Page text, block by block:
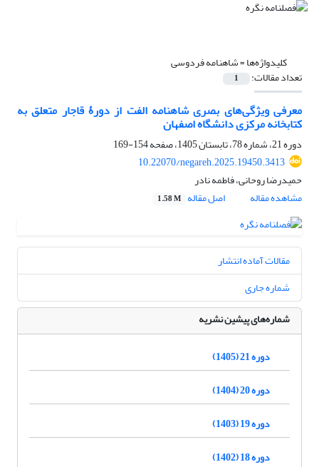
کلیدواژه‌ها =شاهنامه فردوسی
تعداد مقالات: 1
معرفی ویژگی‌های بصری شاهنامه الفت از دورۀ قاجار متعلق به
کتابخانه‌ مرکزی دانشگاه اصفهان
دوره 21، شماره 78، تابستان 1405، صفحه
154-169
10.22070/negareh.2025.19450.3413
حمیدرضا روحانی، فاطمه نادر
مشاهده مقاله
اصل مقاله 1.58 M
مقالات آماده انتشار
شماره جاری
شماره‌های پیشین نشریه
دوره 21 (1405)
دوره 20 (1404)
دوره 19 (1403)
دوره 18 (1402)